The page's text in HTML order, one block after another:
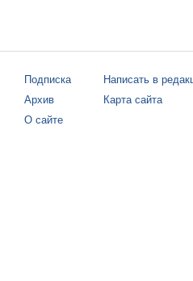
Подписка
Архив
О сайте
Написать в
Карта сайта